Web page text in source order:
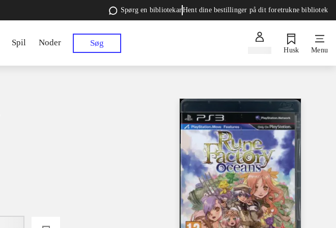
Spørg en bibliotekarHent dine bestillinger på dit foretrukne bibliotek
Spil Noder Søg
Husk Menu